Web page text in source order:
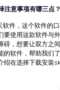
意事项有哪三点？
件，这个软件的
使用这款软件与
碍，想要让双方之
的软件，帮助我们
绍在选择下载安装